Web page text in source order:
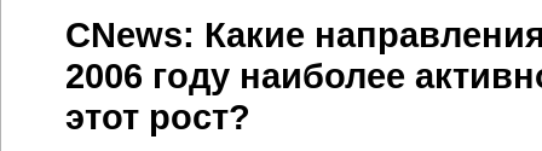
CNews: Какие
2006 году наиболее
этот рост?